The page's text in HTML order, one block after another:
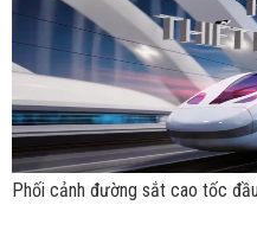
Phối cảnh đường sắt cao tốc